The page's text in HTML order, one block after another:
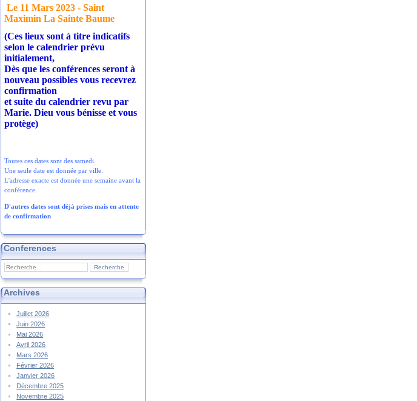
Le 11 Mars 2023 - Saint
Maximin La Sainte Baume
(Ces lieux sont à titre indicatifs
selon le calendrier prévu
initialement,
Dès que les conférences seront à
nouveau possibles vous recevrez
confirmation
et suite du calendrier revu par
Marie. Dieu vous bénisse et vous
protège)
Toutes ces dates sont des samedi.
Une seule date est donnée par ville.
L'adresse exacte est donnée une semaine avant la
conférence.
D'autres dates sont déjà prises mais en attente
de confirmation
Conferences
Archives
Juillet 2026
Juin 2026
Mai 2026
Avril 2026
Mars 2026
Février 2026
Janvier 2026
Décembre 2025
Novembre 2025